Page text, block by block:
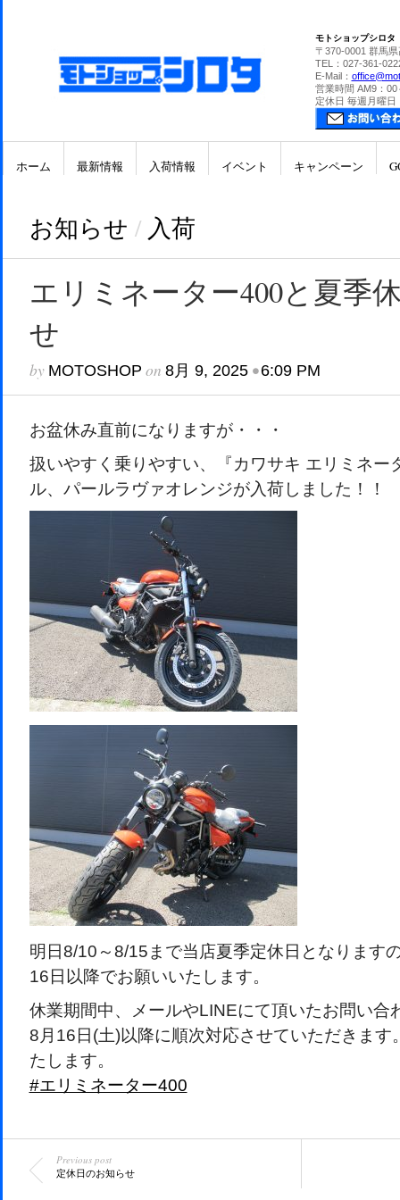
モトショップシロタ
〒370-0001 群馬
TEL：027-361-
E-Mail：
営業時間 AM9：00
定休日 毎週月曜日
ホーム 最新情報 入荷情報 イベント キャンペーン
お知らせ / 入荷
エリミネーター400と夏季
せ
by MOTOSHOP on 8月 9, 2025•6:09 PM
お盆休み直前になりますが・・・
扱いやすく乗りやすい、『カワサキ エリミネー
ル、パールラヴァオレンジが入荷しました！！
明日8/10～8/15まで当店夏季定休日となります
16日以降でお願いいたします。
休業期間中、メールやLINEにて頂いたお問い合
8月16日(土)以降に順次対応させていただきます
たします。
#エリミネーター400
Previous post
定休日のお知らせ